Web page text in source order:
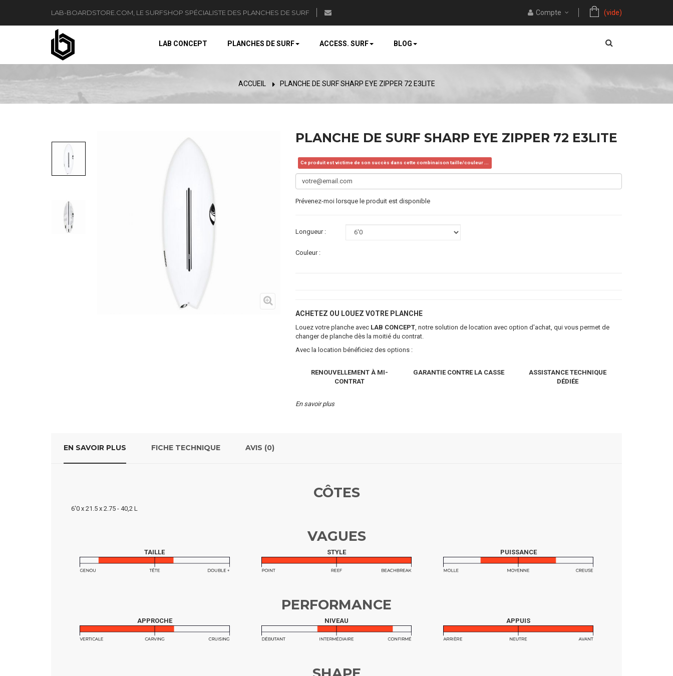
LAB-BOARDSTORE.COM, LE SURFSHOP SPÉCIALISTE DES PLANCHES DE SURF (vide)
Compte
LAB CONCEPT PLANCHES DE SURF ACCESS. SURF BLOG
ACCUEIL PLANCHE DE SURF SHARP EYE ZIPPER 72 E3LITE
PLANCHE DE SURF SHARP EYE ZIPPER 72 E3LITE
Ce produit est victime de son succès dans cette combinaison taille/couleur ...
Prévenez-moi lorsque le produit est disponible
Longueur :
Couleur :
ACHETEZ OU LOUEZ VOTRE PLANCHE
Louez votre planche avec LAB CONCEPT, notre solution de location avec option d'achat, qui vous permet de
changer de planche dès la moitié du contrat.
Avec la location bénéficiez des options :
RENOUVELLEMENT À MI-
CONTRAT
GARANTIE CONTRE LA CASSE
ASSISTANCE TECHNIQUE
DÉDIÉE
En savoir plus
EN SAVOIR PLUS FICHE TECHNIQUE AVIS (0)
CÔTES
6'0 x 21.5 x 2.75 - 40,2 L
VAGUES
TAILLE STYLE PUISSANCE
PERFORMANCE
APPROCHE NIVEAU APPUIS